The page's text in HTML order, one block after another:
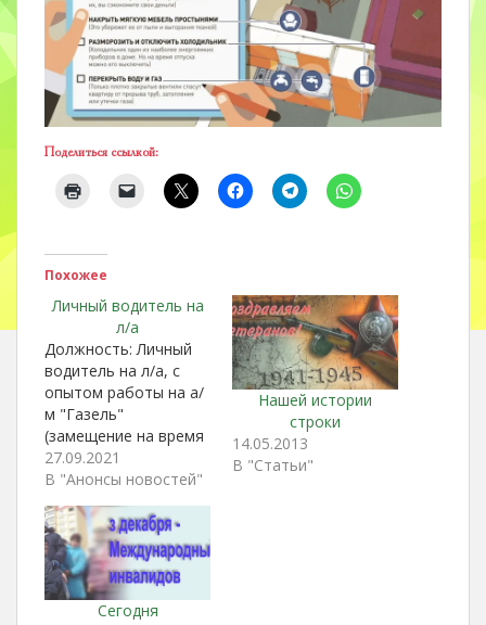
Поделиться ссылкой:
Похожее
Личный водитель на
л/а
Должность: Личный
водитель на л/а, с
опытом работы на а/
м "Газель"
(замещение на время
очередного отпуска)
Заработная плата: от
руб.Требования:
Готовность к работе.
Контактный телефон:
62-10-20 Адрес: ул.
Авиаторов, 57.
27.09.2021
В "Анонсы новостей"
Нашей истории
строки
14.05.2013
В "Статьи"
Сегодня